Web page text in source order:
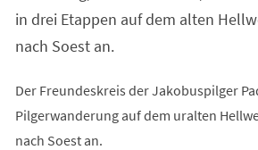
in drei Etappen auf dem alten
nach Soest an.
Der Freundeskreis der Jakobuspilger
Pilgerwanderung auf dem uralten
nach Soest an.